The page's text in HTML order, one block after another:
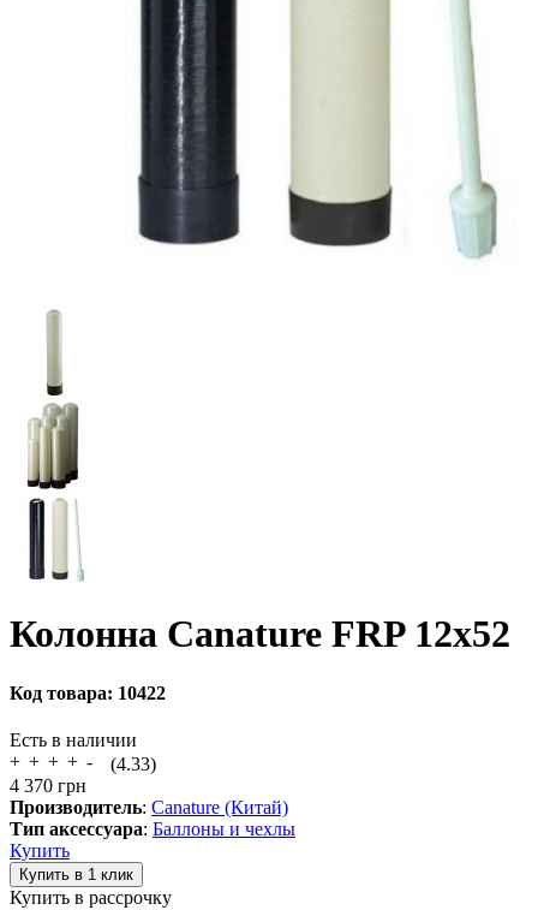
Колонна Canature FRP 12х52
Код товара: 10422
Есть в наличии
(4.33)
4 370 грн
Производитель: Canature (Китай)
Тип аксессуара: Баллоны и чехлы
Купить
Купить в рассрочку